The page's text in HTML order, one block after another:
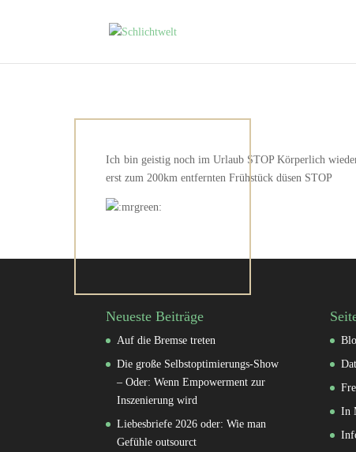
Ich bin geistig noch im Urlaub STOP Körperlich
erst zum 200km entfernten Frühstück düsen STOP
Neueste Beiträge
Auf die Bremse treten
Die große Selbstoptimierungs-Show
– Oder: Wenn Empowerment zur
Inszenierung wird
Liebesbriefe 2026 oder: Wie man
Gefühle outsourct
In